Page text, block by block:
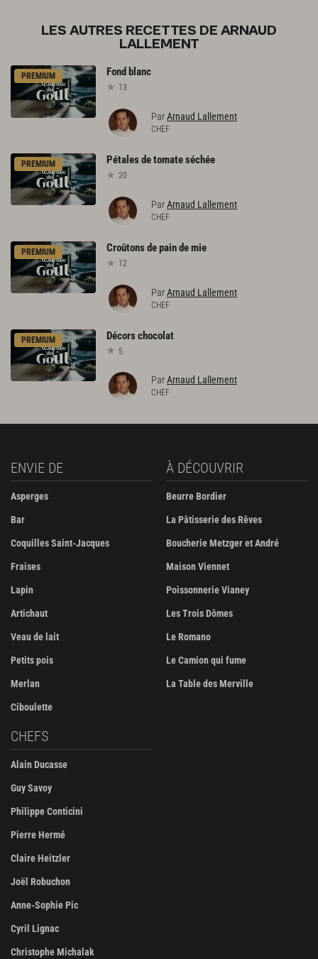
LES AUTRES RECETTES DE ARNAUD
LALLEMENT
PREMIUM Fond blanc
13
ParArnaud Lallement
CHEF
PREMIUM Pétalesdetomateséchée
20
ParArnaud Lallement
CHEF
PREMIUM Croûtonsdepaindemie
12
ParArnaud Lallement
CHEF
PREMIUM Décorschocolat
5
ParArnaud Lallement
CHEF
ENVIE DE
Asperges
Bar
Coquilles Saint-Jacques
Fraises
Lapin
Artichaut
Veau de lait
Petits pois
Merlan
Ciboulette
À DÉCOUVRIR
Beurre Bordier
La Pâtisserie des Rêves
Boucherie Metzger et André
Maison Viennet
Poissonnerie Vianey
Les Trois Dômes
Le Romano
Le Camion qui fume
La Table des Merville
CHEFS
Alain Ducasse
Guy Savoy
Philippe Conticini
Pierre Hermé
Claire Heitzler
Joël Robuchon
Anne-Sophie Pic
Cyril Lignac
Christophe Michalak